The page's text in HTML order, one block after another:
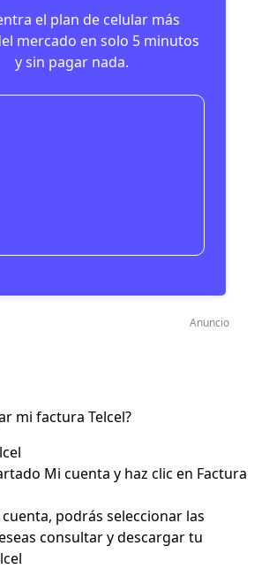
el plan de celular más
mercado en solo 5 minutos
y sin pagar nada.
ofertas
Anuncio
mi factura Telcel?
Mi cuenta y haz clic en Factura
podrás seleccionar las
consultar y descargar tu